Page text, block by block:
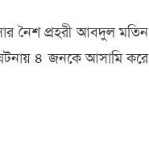
নৈশ প্রহরী আবদুল মতিন
৪ জনকে আসামি করে